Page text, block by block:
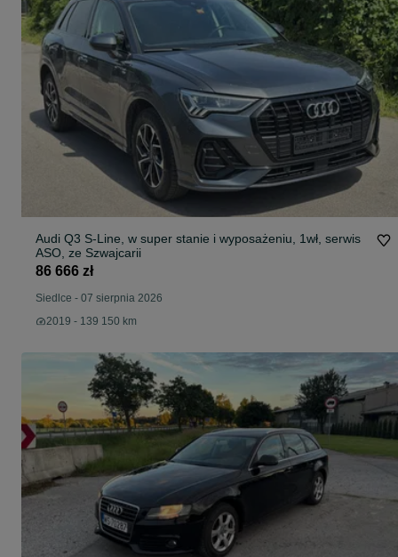
Audi Q3 S-Line, w super stanie i wyposażeniu, 1wł, serwis
ASO, ze Szwajcarii
86 666 zł
Siedlce - 07 sierpnia 2026
2019 - 139 150 km